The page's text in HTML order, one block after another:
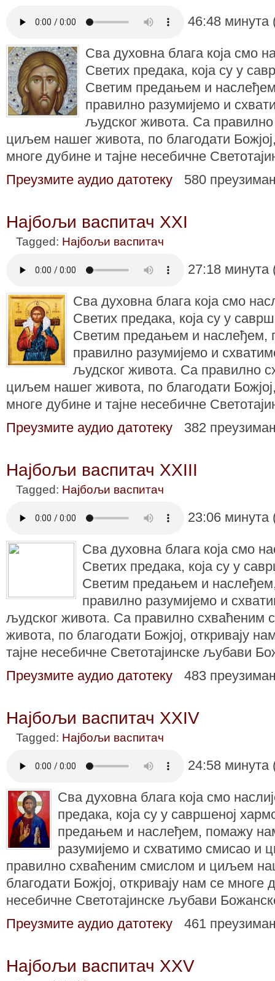
46:48
Сва духовна блага која смо
Светих предака, која су у
Светим предањем и
правилно разумијемо и
људског живота. Са
циљем нашег живота, по благодати
многе дубине и тајне несебичне
Преузмите аудио датотеку
580
Најбољи васпитач XXI
Tagged: Најбољи васпитач
27:18
Сва духовна блага која смо
Светих предака, која су у
Светим предањем и наслеђем,
правилно разумијемо и
људског живота. Са правилно
циљем нашег живота, по благодати
многе дубине и тајне несебичне
Преузмите аудио датотеку
382
Најбољи васпитач XXIII
Tagged: Најбољи васпитач
23:06
Сва духовна блага која смо
Светих предака, која су у
Светим предањем и
правилно разумијемо и
људског живота. Са правилно
живота, по благодати Божјој, откривају
тајне несебичне Светотајинске љубави
Преузмите аудио датотеку
483
Најбољи васпитач XXIV
Tagged: Најбољи васпитач
24:58
Сва духовна блага која смо
предака, која су у савршеној
предањем и наслеђем, помажу
разумијемо и схватимо смисао и
правилно схваћеним смислом и циљем
благодати Божјој, откривају нам се многе
несебичне Светотајинске љубави
Преузмите аудио датотеку
461
Најбољи васпитач XXV